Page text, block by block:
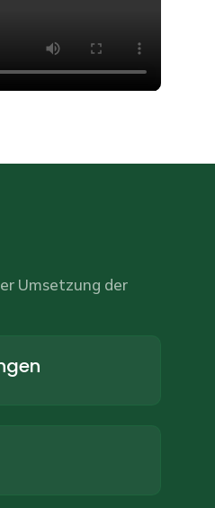
Umsetzung der